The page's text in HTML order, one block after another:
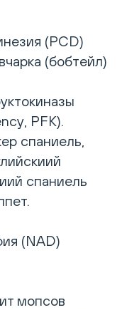
(PCD)
(бобтейл)
PFK).
спаниель,
спаниель
(NAD)
мопсов